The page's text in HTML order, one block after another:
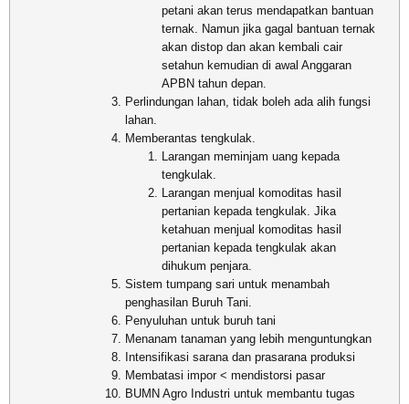
petani akan terus mendapatkan bantuan
ternak. Namun jika gagal bantuan ternak
akan distop dan akan kembali cair
setahun kemudian di awal Anggaran
APBN tahun depan.
Perlindungan lahan, tidak boleh ada alih fungsi
lahan.
Memberantas tengkulak.
Larangan meminjam uang kepada
tengkulak.
Larangan menjual komoditas hasil
pertanian kepada tengkulak. Jika
ketahuan menjual komoditas hasil
pertanian kepada tengkulak akan
dihukum penjara.
Sistem tumpang sari untuk menambah
penghasilan Buruh Tani.
Penyuluhan untuk buruh tani
Menanam tanaman yang lebih menguntungkan
Intensifikasi sarana dan prasarana produksi
Membatasi impor < mendistorsi pasar
BUMN Agro Industri untuk membantu tugas